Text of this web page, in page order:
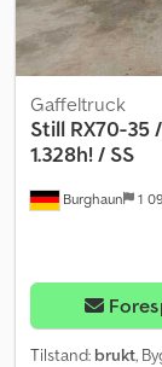
Burghaun 1
Gaffeltruck
Still RX70-35
1.328h! / SS
Tilstand: brukt,